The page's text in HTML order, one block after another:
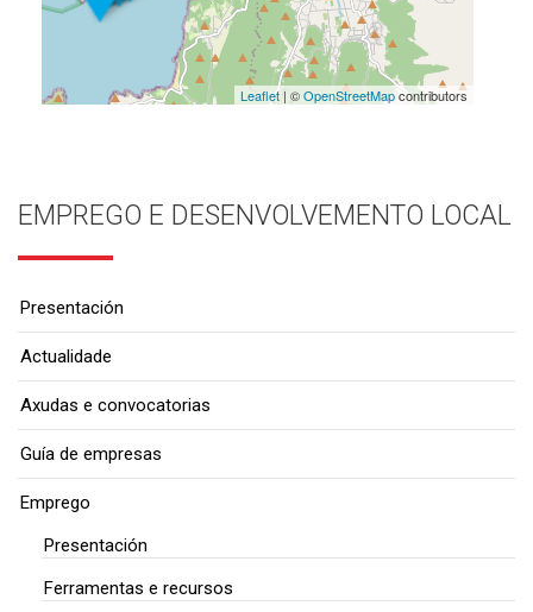
Leaflet| ©OpenStreetMapcontributors
EMPREGO E DESENVOLVEMENTO LOCAL
Presentación
Actualidade
Axudas e convocatorias
Guía de empresas
Emprego
Presentación
Ferramentas e recursos